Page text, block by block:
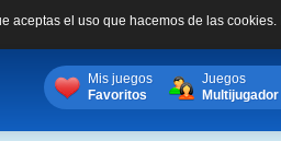
aceptas el uso que hacemos de las cookies.
Mis juegos
Favoritos
Juegos
Multijugador